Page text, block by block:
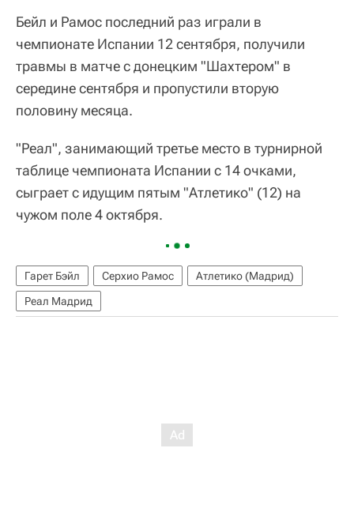
Бейл и Рамос последний раз играли в
чемпионате Испании 12 сентября, получили
травмы в матче с донецким "Шахтером" в
середине сентября и пропустили вторую
половину месяца.
"Реал", занимающий третье место в турнирной
таблице чемпионата Испании с 14 очками,
сыграет с идущим пятым "Атлетико" (12) на
чужом поле 4 октября.
Гарет Бэйл Серхио Рамос
Атлетико (Мадрид)
Реал Мадрид